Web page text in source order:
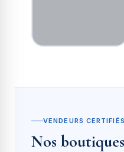
Ordinateurs
VENDEURS CERTIFIÉS
Nos